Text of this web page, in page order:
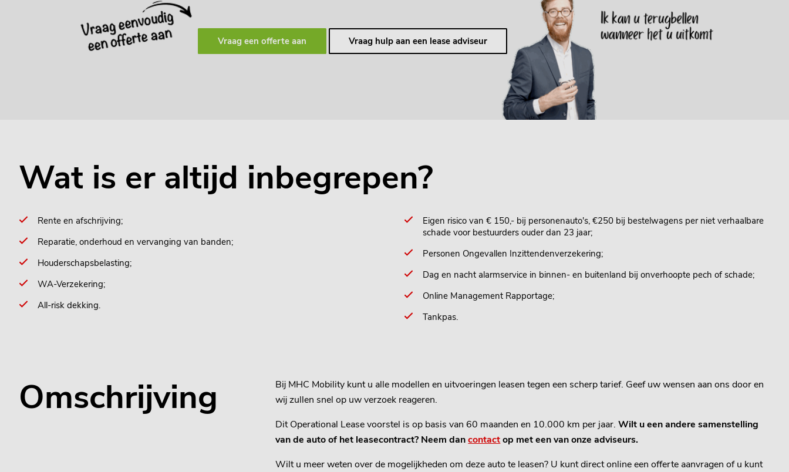
Vraag een offerte aan Vraag hulp aan een lease adviseur
Wat is er altijd inbegrepen?
Rente en afschrijving;
Reparatie, onderhoud en vervanging van banden;
Houderschapsbelasting;
WA-Verzekering;
All-risk dekking.
Eigen risico van € 150,- bij personenauto's, €250 bij bestelwagens per niet verhaalbare
schade voor bestuurders ouder dan 23 jaar;
Personen Ongevallen Inzittendenverzekering;
Dag en nacht alarmservice in binnen- en buitenland bij onverhoopte pech of schade;
Online Management Rapportage;
Tankpas.
Omschrijving
Bij MHC Mobility kunt u alle modellen en uitvoeringen leasen tegen een scherp tarief. Geef uw wensen aan ons door en
wij zullen snel op uw verzoek reageren.
Dit Operational Lease voorstel is op basis van 60 maanden en 10.000 km per jaar.Wilt u een andere samenstelling
van de auto of het leasecontract? Neem dancontactop met een van onze adviseurs.
Wilt u meer weten over de mogelijkheden om deze auto te leasen? U kunt direct online een offerte aanvragen of u kunt